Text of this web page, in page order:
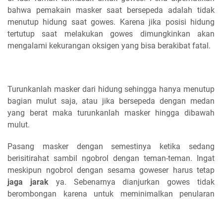
bahwa pemakain masker saat bersepeda adalah tidak
menutup hidung saat gowes. Karena jika posisi hidung
tertutup saat melakukan gowes dimungkinkan akan
mengalami kekurangan oksigen yang bisa berakibat fatal.
Turunkanlah masker dari hidung sehingga hanya menutup
bagian mulut saja, atau jika bersepeda dengan medan
yang berat maka turunkanlah masker hingga dibawah
mulut.
Pasang masker dengan semestinya ketika sedang
berisitirahat sambil ngobrol dengan teman-teman. Ingat
meskipun ngobrol dengan sesama goweser harus tetap
jaga jarak ya. Sebenarnya dianjurkan gowes tidak
berombongan karena untuk meminimalkan penularan